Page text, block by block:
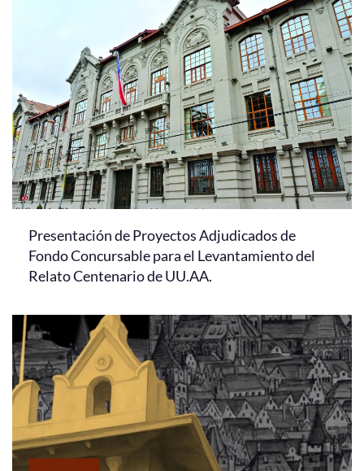
Presentación de Proyectos Adjudicados de
Fondo Concursable para el Levantamiento del
Relato Centenario de UU.AA.